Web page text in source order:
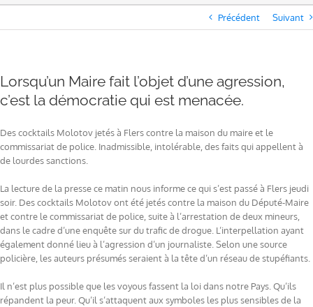
Précédent Suivant
Lorsqu’un Maire fait l’objet d’une agression,
c’est la démocratie qui est menacée.
Des cocktails Molotov jetés à Flers contre la maison du maire et le
commissariat de police. Inadmissible, intolérable, des faits qui appellent à
de lourdes sanctions.
La lecture de la presse ce matin nous informe ce qui s’est passé à Flers jeudi
soir. Des cocktails Molotov ont été jetés contre la maison du Député-Maire
et contre le commissariat de police, suite à l’arrestation de deux mineurs,
dans le cadre d’une enquête sur du trafic de drogue. L’interpellation ayant
également donné lieu à l’agression d’un journaliste. Selon une source
policière, les auteurs présumés seraient à la tête d’un réseau de stupéfiants.
Il n’est plus possible que les voyous fassent la loi dans notre Pays. Qu’ils
répandent la peur. Qu’il s’attaquent aux symboles les plus sensibles de la